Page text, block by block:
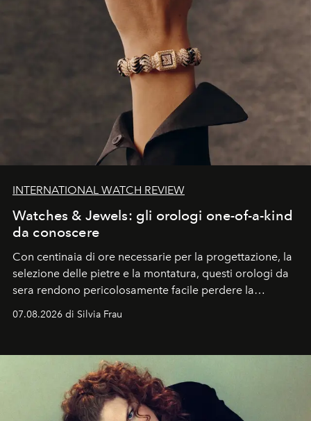
INTERNATIONAL WATCH REVIEW
Watches & Jewels: gli orologi one-of-a-kind
da conoscere
Con centinaia di ore necessarie per la progettazione, la
selezione delle pietre e la montatura, questi orologi da
sera rendono pericolosamente facile perdere la
cognizione del tempo. Ma con quadranti così
07.08.2026 di Silvia Frau